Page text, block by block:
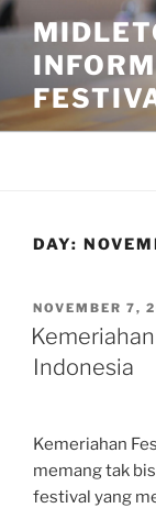
Skip
to
content
DAY:
POSTED
ON
NOVEMBER 7,
Indonesia
Kemeriahan
memang tak
festival yang